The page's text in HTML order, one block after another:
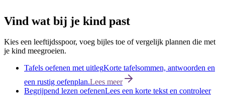
Vind wat bij je kind past
Kies een leeftijdsspoor, voeg bijles toe of vergelijk plannen die met
je kind meegroeien.
Tafels oefenen met uitlegKorte tafelsommen, antwoorden en
een rustig oefenplan.Lees meer
Begrijpend lezen oefenenLees een korte tekst en controleer